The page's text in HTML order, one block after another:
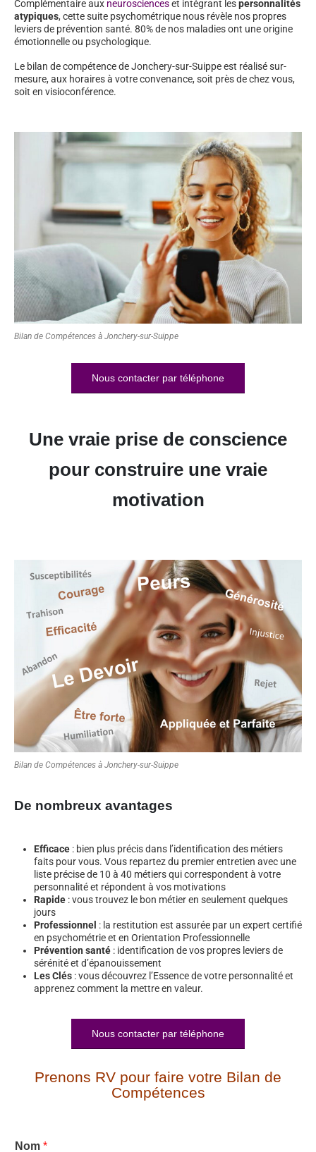
Complémentaire aux neuroscienceset intégrant lespersonnalités
atypiques, cette suite psychométrique nous révèle nos propres
leviers de prévention santé. 80% de nos maladies ont une origine
émotionnelle ou psychologique.
Le bilan de compétence de Jonchery-sur-Suippe est réalisé sur-
mesure, aux horaires à votre convenance, soit près de chez vous,
soit en visioconférence.
Bilan de Compétences à Jonchery-sur-Suippe
Nous contacter par téléphone
Une vraie prise de conscience
pour construire une vraie
motivation
Bilan de Compétences à Jonchery-sur-Suippe
De nombreux avantages
Efficace : bien plus précis dans l’identification des métiers
faits pour vous. Vous repartez du premier entretien avec une
liste précise de 10 à 40 métiers qui correspondent à votre
personnalité et répondent à vos motivations
Rapide : vous trouvez le bon métier en seulement quelques
jours
Professionnel : la restitution est assurée par un expert certifié
en psychométrie et en Orientation Professionnelle
Prévention santé : identification de vos propres leviers de
sérénité et d’épanouissement
Les Clés : vous découvrez l’Essence de votre personnalité et
apprenez comment la mettre en valeur.
Nous contacter par téléphone
Prenons RV pour faire votre Bilan de
Compétences
Nom *